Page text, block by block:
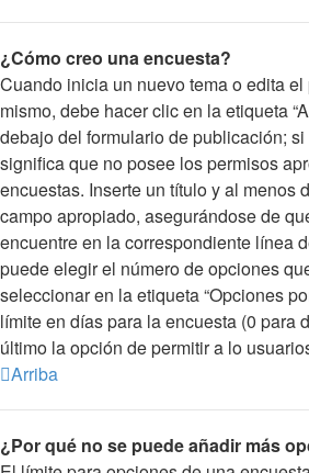
¿Cómo creo una encuesta?
Cuando inicia un nuevo tema o edita
mismo, debe hacer clic en la etiqueta
debajo del formulario de publicación;
significa que no posee los permisos
encuestas. Inserte un título y al menos
campo apropiado, asegurándose de
encuentre en la correspondiente línea
puede elegir el número de opciones
seleccionar en la etiqueta “Opciones
límite en días para la encuesta (0 para
último la opción de permitir a lo
Arriba
¿Por qué no se puede añadir más